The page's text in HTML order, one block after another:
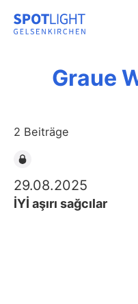
Graue
2 Beiträge
29.08.2025
İYİ aşırı sağcılar